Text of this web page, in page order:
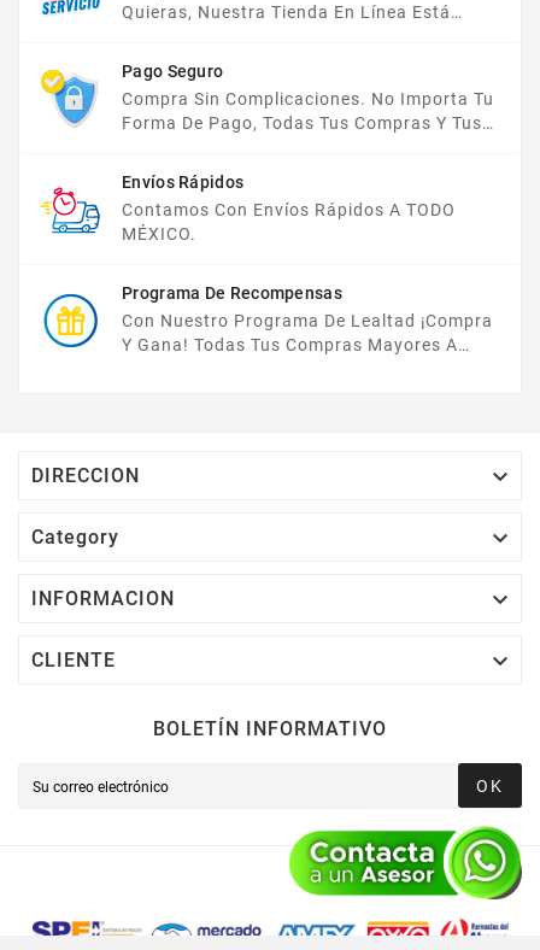
Quieras, Nuestra Tienda En Línea Está
Pago Seguro
Compra Sin Complicaciones. No Importa Tu
Forma De Pago, Todas Tus Compras Y Tus
Envíos Rápidos
Contamos Con Envíos Rápidos A TODO
MÉXICO.
Programa De Recompensas
Con Nuestro Programa De Lealtad ¡compra
Y Gana! Todas Tus Compras Mayores A
DIRECCION 
Category 
INFORMACION 
CLIENTE 
BOLETÍN INFORMATIVO
OK